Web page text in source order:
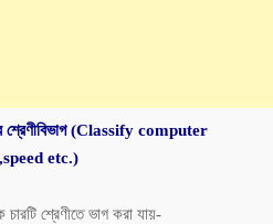
শ্রেণীবিভাগ (Classify computer
etc.)
শ্রেণীতে ভাগ করা যায়-